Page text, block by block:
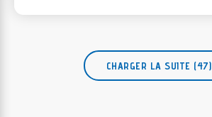
CHARGER LA SUITE (47)